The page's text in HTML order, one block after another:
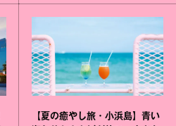
【夏の癒やし旅・小浜島】青い